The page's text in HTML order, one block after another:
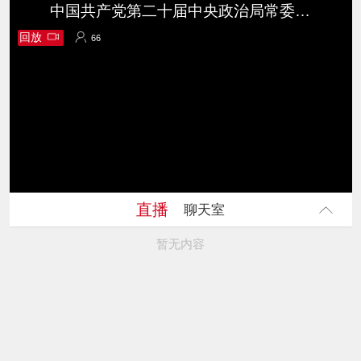
回放 66
中国共产党第二十届中央政治局常委同中外记者见面
直播 聊天室
暂无内容